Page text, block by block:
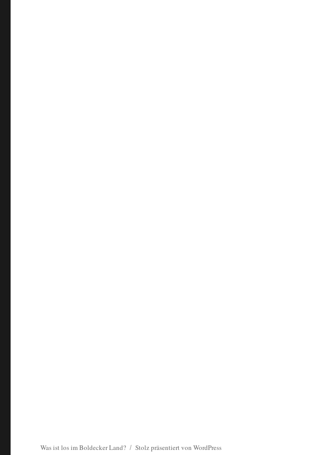
Was ist los im Boldecker Land? Stolz präsentiert von WordPress